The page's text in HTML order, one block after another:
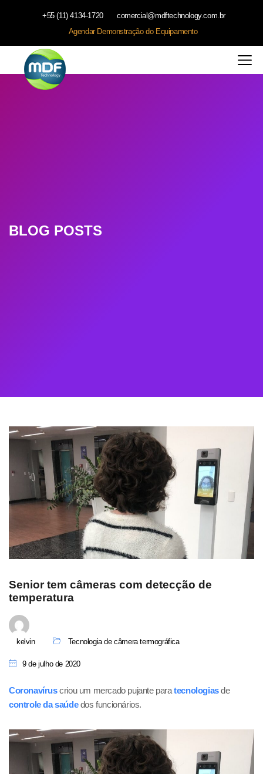
+55 (11) 4134-1720
comercial@mdftechnology.com.br
Agendar Demonstração do Equipamento
BLOG POSTS
Senior tem câmeras com detecção de
temperatura
kelvin Tecnologia de câmera termográfica
9 de julho de 2020
Coronavíruscriou um mercado pujante paratecnologiasde
controle da saúde dos funcionários.